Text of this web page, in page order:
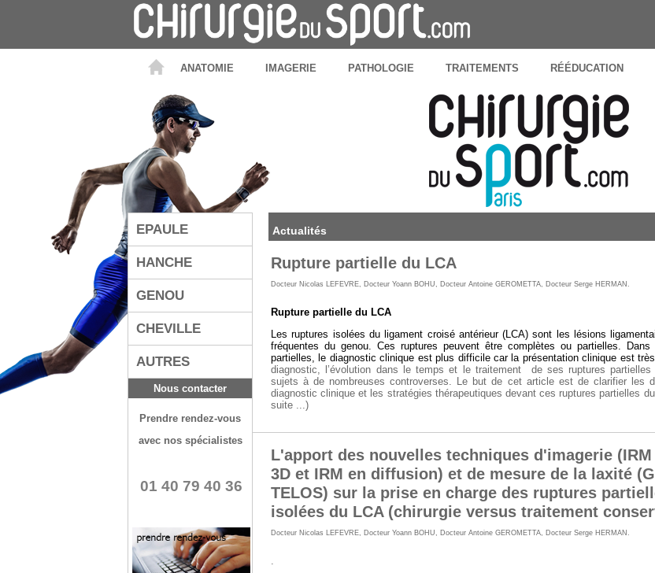
ANATOMIE IMAGERIE PATHOLOGIE TRAITEMENTS RÉÉDUCATION
EPAULE
HANCHE
GENOU
CHEVILLE
AUTRES
Nous contacter
Prendre rendez-vous
avec nos spécialistes
01 40 79 40 36
Actualités
Rupture partielle du LCA
Docteur Nicolas LEFEVRE, Docteur Yoann BOHU, Docteur Antoine GEROMETTA, Docteur Serge HERMAN .
Rupture partielle du LCA
Les ruptures isolées du ligament croisé antérieur (LCA) sont les lésions
fréquentes du genou. Ces ruptures peuvent être complètes ou partielles. Dans
partielles, le diagnostic clinique est plus difficile car la présentation clinique est
diagnostic, l’évolution dans le temps et le traitement
de ses ruptures
sujets à de nombreuses controverses. Le but de cet article est de clarifier les
diagnostic clinique et les stratégies thérapeutiques devant ces ruptures partielles
suite ...)
L'apport des nouvelles techniques d'imagerie
3D et IRM en diffusion) et de mesure de la laxité
TELOS) sur la prise en charge des ruptures
isolées du LCA (chirurgie versus traitement
Docteur Nicolas LEFEVRE Docteur Yoann BOHU Docteur Antoine GEROMETTA Docteur Serge HERMAN